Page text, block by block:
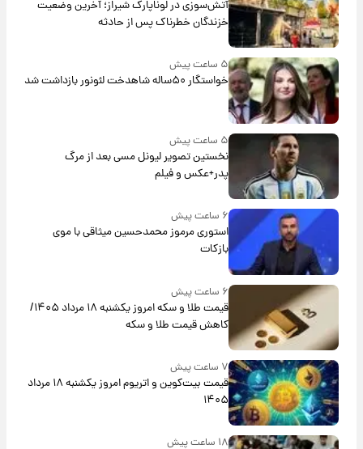
آتش‌سوزی در لوناپارک شیراز؛ آخرین وضعیت
خزندگان خطرناک پس از حادثه
۵ ساعت پیش
خواستگار ۵۰ساله شاهدخت لئونور بازداشت شد
۵ ساعت پیش
نخستین تصویر لیونل مسی بعد از مرگ
پدر+عکس و فیلم
۶ ساعت پیش
استوری مرموز محمدحسین میثاقی با موی
بازکات
قیمت طلا و سکه امروز یکشنبه ۱۸ مرداد ۱۴۰۵/
کاهش قیمت طلا و سکه
۷ ساعت پیش
قیمت بیت‌کوین و اتریوم امروز یکشنبه ۱۸ مرداد
۱۴۰۵
۱۸ ساعت پیش